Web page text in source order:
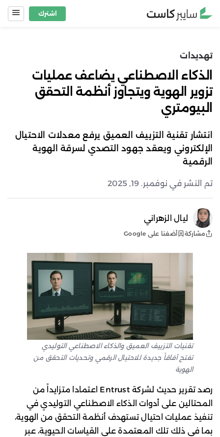
Skip
اشترك
تهديدات
الذكاء الاصطناعي يضاعف عمليات
تزوير الهوية ويتجاوز أنظمة التحقق
البيومتري
انتشار تقنية التزييف العميق يرفع معدلات الاحتيال
الإلكتروني ويعقد جهود التصدي لسرقة الهوية
الرقمية
تم النشر في نوفمبر. 19, 2025
ليال الزهراني
مشاركة أضفنا على Google
تقنيات التزييف العميق والذكاء الاصطناعي التوليدي
تفتح آفاقاً جديدة للاحتيال الرقمي وتحديات التحقق من
الهوية
رصد تقرير حديث لشركة Entrust اعتمادا متزايداً من
المحتالين على أدوات الذكاء الاصطناعي التوليدي في
تنفيذ عمليات احتيال تستهدف أنظمة التحقق من الهوية،
بما في ذلك تلك المعتمدة على القياسات الحيوية، عبر